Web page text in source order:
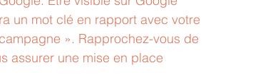
un mot clé en rapport avec votre
campagne ». Rapprochez-vous de
assurer une mise en place